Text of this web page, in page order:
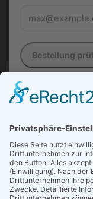
Bestellung
Die in diesem
ausschließlich